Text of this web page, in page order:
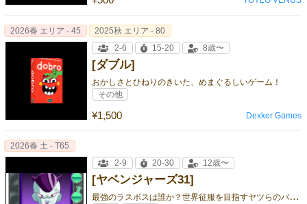
[ダブル]
おかしさとひねりのきいた、めまぐるしいゲーム！
¥1,500
2026春 エリア - 45
2025秋 エリア - 80
2-6
15-20 8歳〜
その他
Dexker Games
[ヤベンジャーズ31]
最
強のラスボスは誰か？世界征服を目指すヤツらのバトルロワイヤル！
2026春 土 - T65
2-9
20-30 12歳〜